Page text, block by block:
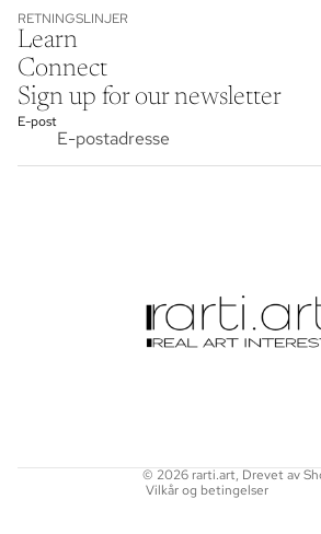
RETNINGSLINJER
Learn
Connect
Sign up for our newsletter
E-post
© 2026 rarti.art, Drevet av
Vilkår og betingelser
Retningslinjer for angrerett
Personvernerklæring